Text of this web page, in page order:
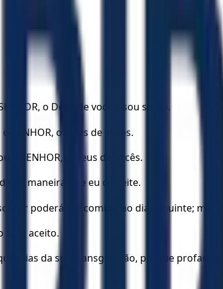
o Deus de vocês, sou santo.
SENHOR, o Deus de vocês.
o SENHOR, o Deus de vocês.
tal maneira que eu o aceite.
poderá ser comido no dia seguinte;
será aceito.
da sua transgressão, porque profanou